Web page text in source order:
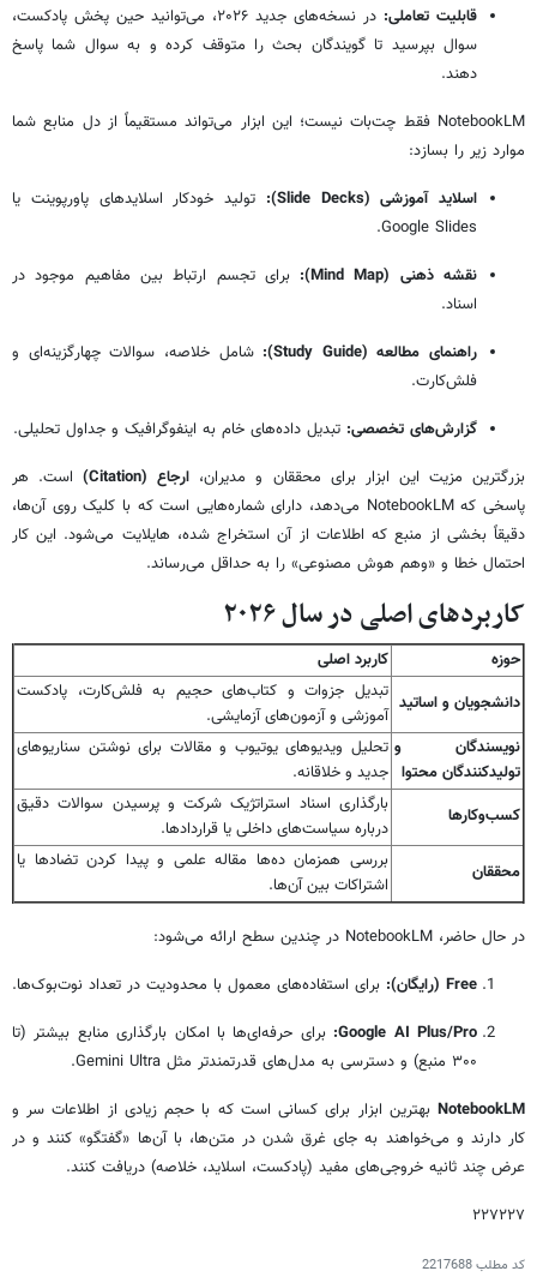
قابلیت تعاملی:
در نسخه‌های جدید ۲۰۲۶، می‌توانید حین پخش پادکست،
سوال بپرسید تا گویندگان بحث را متوقف کرده و به سوال شما پاسخ
دهند.
NotebookLM فقط چت‌بات نیست؛ این ابزار می‌تواند مستقیماً از دل منابع شما
موارد زیر را بسازد:
اسلاید آموزشی (Slide Decks):
تولید خودکار اسلایدهای پاورپوینت یا
Google Slides.
نقشه ذهنی (Mind Map):
برای تجسم ارتباط بین مفاهیم موجود در
اسناد.
راهنمای مطالعه (Study Guide):
شامل خلاصه، سوالات چهارگزینه‌ای و
فلش‌کارت.
گزارش‌های تخصصی: تبدیل داده‌های خام به اینفوگرافیک و جداول تحلیلی.
بزرگترین مزیت این ابزار برای محققان و مدیران، ارجاع (Citation)
است. هر
پاسخی که NotebookLM می‌دهد، دارای شماره‌هایی است که با کلیک روی آن‌ها،
دقیقاً بخشی از منبع که اطلاعات از آن استخراج شده، هایلایت می‌شود. این کار
احتمال خطا و «وهم هوش مصنوعی» را به حداقل می‌رساند.
کاربردهای اصلی در سال ۲۰۲۶
حوزه
کاربرد اصلی
دانشجویان و اساتید تبدیل جزوات و کتاب‌های حجیم به فلش‌کارت، پادکست
آموزشی و آزمون‌های آزمایشی.
نویسندگان و
تولیدکنندگان محتوا
تحلیل ویدیوهای یوتیوب و مقالات برای نوشتن سناریوهای
جدید و خلاقانه.
کسب‌وکارها
بارگذاری اسناد استراتژیک شرکت و پرسیدن سوالات دقیق
درباره سیاست‌های داخلی یا قراردادها.
محققان
بررسی همزمان ده‌ها مقاله علمی و پیدا کردن تضادها یا
اشتراکات بین آن‌ها.
در حال حاضر، NotebookLM در چندین سطح ارائه می‌شود:
Free (رایگان):
برای استفاده‌های معمول با محدودیت در تعداد نوت‌بوک‌ها.
Google AI Plus/Pro: برای حرفه‌ای‌ها با امکان بارگذاری منابع بیشتر (تا
۳۰۰ منبع) و دسترسی به مدل‌های قدرتمندتر مثل Gemini Ultra.
NotebookLM بهترین ابزار برای کسانی است که با حجم زیادی از اطلاعات سر و
کار دارند و می‌خواهند به جای غرق شدن در متن‌ها، با آن‌ها «گفتگو» کنند و در
عرض چند ثانیه خروجی‌های مفید (پادکست، اسلاید، خلاصه) دریافت کنند.
۲۲۷۲۲۷
کد مطلب2217688